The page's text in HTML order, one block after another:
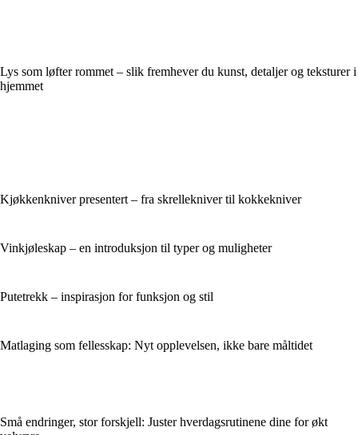
Lys som løfter rommet – slik fremhever du kunst, detaljer og teksturer i
hjemmet
Kjøkkenkniver presentert – fra skrellekniver til kokkekniver
Vinkjøleskap – en introduksjon til typer og muligheter
Putetrekk – inspirasjon for funksjon og stil
Matlaging som fellesskap: Nyt opplevelsen, ikke bare måltidet
Små endringer, stor forskjell: Juster hverdagsrutinene dine for økt